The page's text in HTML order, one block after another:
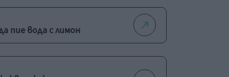
пие вода с лимон